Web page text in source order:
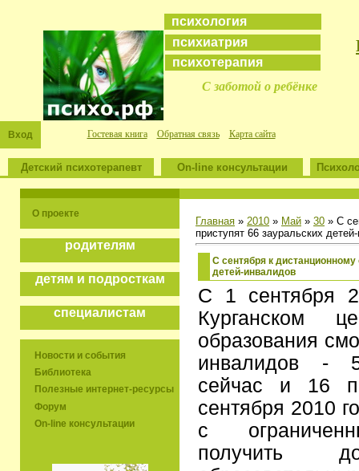
психология
психиатрия
психотерапия
С заботой о ребёнке
Вход Гостевая книга Обратная связь Карта сайта
Детский психотерапевт On-line консультации
О проекте
родителям
детям и подросткам
специалистам
Новости и события
Библиотека
Полезные интернет-ресурсы
Форум
On-line консультации
Главная » 2010 » Май » 30 » С
приступят 66 зауральских
С сентября к
детей-инвалидов
С 1 сентября
Курганском
образования
инвалидов -
сейчас и 16
сентября 2010
с
получить